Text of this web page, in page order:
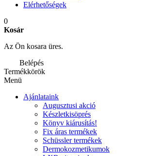
Elérhetőségek
0
Kosár
Az Ön kosara üres.
Belépés
Termékkörök
Menü
Ajánlataink
Augusztusi akció
Készletkisöprés
Könyv kiárusítás!
Fix áras termékek
Schüssler termékek
Dermokozmetikumok